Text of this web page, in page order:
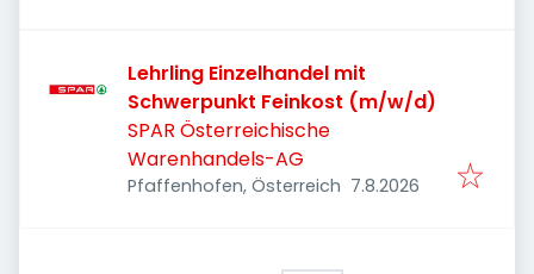
Lehrling Einzelhandel mit
Schwerpunkt Feinkost (m/w/d)
SPAR Österreichische
Warenhandels-AG
Pfaffenhofen, Österreich Veröffentlicht:
7.8.2026